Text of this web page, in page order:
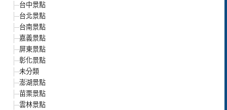
台中景點
台北景點
台南景點
嘉義景點
屏東景點
彰化景點
未分類
澎湖景點
苗栗景點
雲林景點